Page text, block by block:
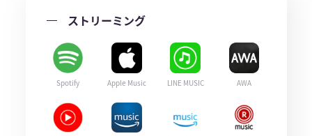
ストリーミング
Spotify Apple Music LINE MUSIC AWA